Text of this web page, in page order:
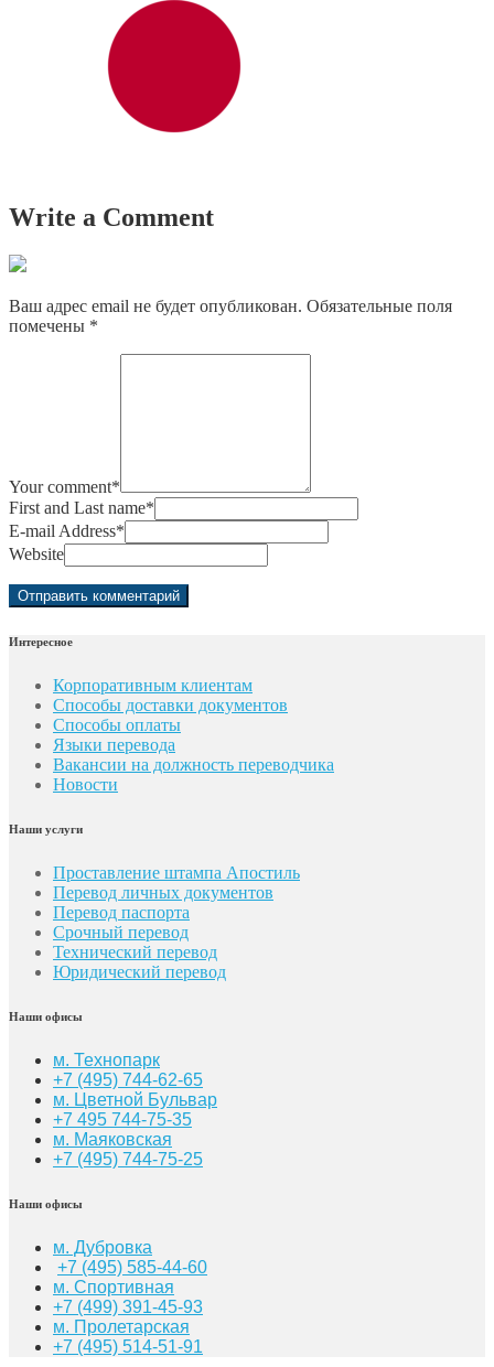
Write a Comment
Ваш адрес email не будет опубликован. Обязательные поля
помечены *
Your comment*
First and Last name*
E-mail Address*
Website
Интересное
Корпоративным клиентам
Способы доставки документов
Способы оплаты
Языки перевода
Вакансии на должность переводчика
Новости
Наши услуги
Проставление штампа Апостиль
Перевод личных документов
Перевод паспорта
Срочный перевод
Технический перевод
Юридический перевод
Наши офисы
м. Технопарк
+7 (495) 744-62-65
м. Цветной Бульвар
+7 495 744-75-35
м. Маяковская
+7 (495) 744-75-25
Наши офисы
м. Дубровка
+7 (495) 585-44-60
м. Спортивная
+7 (499) 391-45-93
м. Пролетарская
+7 (495) 514-51-91